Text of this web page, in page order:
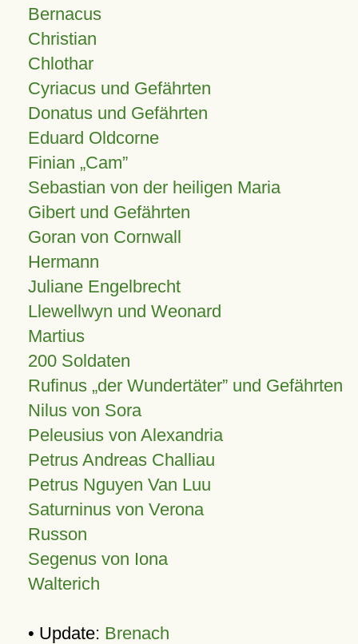
Bernacus
Christian
Chlothar
Cyriacus und Gefährten
Donatus und Gefährten
Eduard Oldcorne
Finian Cam
Sebastian von der heiligen Maria
Gibert und Gefährten
Goran von Cornwall
Hermann
Juliane Engelbrecht
Llewellwyn und Weonard
Martius
200 Soldaten
Rufinus „der Wundertäter” und Gefährten
Nilus von Sora
Peleusius von Alexandria
Petrus Andreas Challiau
Petrus Nguyen Van Luu
Saturninus von Verona
Russon
Segenus von Iona
Walterich
• Update: Brenach